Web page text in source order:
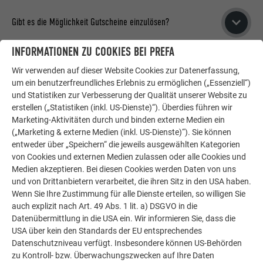
Ausbildungsnachweis für das 3. Lehrjahr nachweisen.
Gibt es die Möglichkeit Gutscheine einzulösen?
Wenn Sie bei der Buchung zum Abschnitt der Bezahlung
kommen, tragen Sie bitte den Gutscheincode im Feld „Promo
Code“ ein, der Gutscheinbetrag wird umgehend vom System
bei der Gesamtsumme abgezogen.
Was ist in den Kursgebühren enthalten?
¬Verpflegung: alkoholfreie Getränke, Kaffee, Imbiss zur
Begrüßung am ersten Tag, einmal täglich warme Küche
¬Schreibmaterialien (Block, Kugelschreiber, Bleistift,
Zollstock)
¬Infomaterial (Verlegerichtlinien im Taschenformat)
¬sämtliches Verbrauchsmaterial
¬Teilnahmeurkunde bzw. Zertifikat
¬Kapuzenjacken „PREFA ACADEMY“ (mehrtägige Kurse)
¬T-Shirt (Tageskurse)
¬Gehörschutz, Arbeitshandschuhe
¬Schutzbrille für Fassadenkurs
¬Nutzung der professionellen Werkzeuge und Maschinen
STORNIERUNG & UMBUCHUNG
Kann ich meine gebuchte Schulung stornieren?
Bei Stornierung ab 14 Tage vor der Veranstaltung werden 50
% der Schulungskosten als Stornogebühr verrechnet. Gerne
akzeptieren wir Ersatzteilnehmer.
Darf ich einen anderen Teilnehmer schicken?
INFORMATIONEN ZU COOKIES BEI PREFA
Wir verwenden auf dieser Website Cookies zur Datenerfassung,
um ein benutzerfreundliches Erlebnis zu ermöglichen („Essenziell“)
und Statistiken zur Verbesserung der Qualität unserer Website zu
erstellen („Statistiken (inkl. US-Dienste)“). Überdies führen wir
Marketing-Aktivitäten durch und binden externe Medien ein
(„Marketing & externe Medien (inkl. US-Dienste)“). Sie können
entweder über „Speichern“ die jeweils ausgewählten Kategorien
von Cookies und externen Medien zulassen oder alle Cookies und
Medien akzeptieren. Bei diesen Cookies werden Daten von uns
und von Drittanbietern verarbeitet, die ihren Sitz in den USA haben.
Wenn Sie Ihre Zustimmung für alle Dienste erteilen, so willigen Sie
auch explizit nach Art. 49 Abs. 1 lit. a) DSGVO in die
Datenübermittlung in die USA ein. Wir informieren Sie, dass die
USA über kein den Standards der EU entsprechendes
Datenschutzniveau verfügt. Insbesondere können US-Behörden
zu Kontroll- bzw. Überwachungszwecken auf Ihre Daten